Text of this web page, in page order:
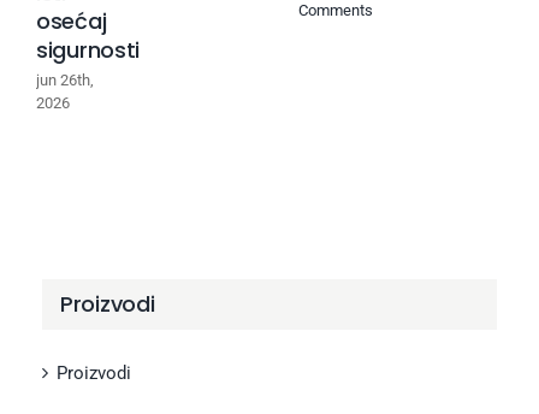
osećaj
sigurnosti
jun 26th,
2026
Comments
Proizvodi
Proizvodi